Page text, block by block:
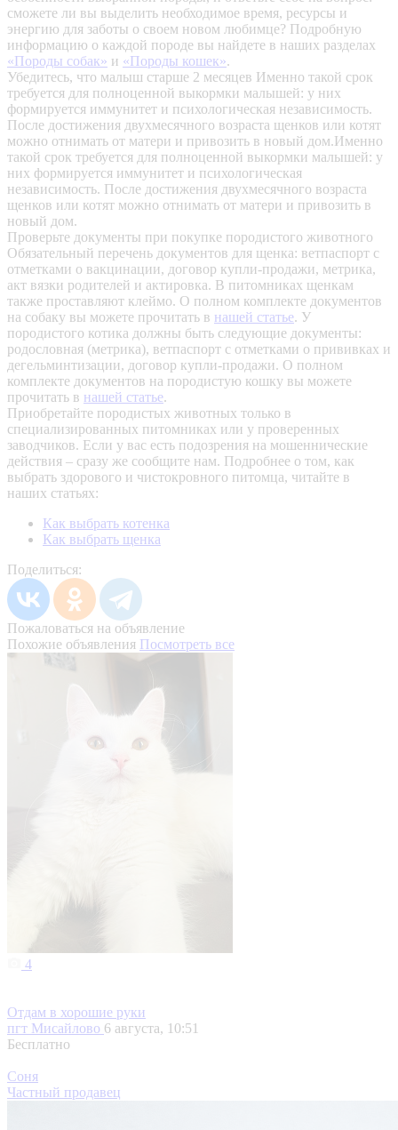
сможете ли вы выделить необходимое время, ресурсы и
энергию для заботы о своем новом любимце? Подробную
информацию о каждой породе вы найдете в наших разделах
«Породы собак» и «Породы кошек».
Убедитесь, что малыш старше 2 месяцев Именно такой срок
требуется для полноценной выкормки малышей: у них
формируется иммунитет и психологическая независимость.
После достижения двухмесячного возраста щенков или котят
можно отнимать от матери и привозить в новый дом.Именно
такой срок требуется для полноценной выкормки малышей: у
них формируется иммунитет и психологическая
независимость. После достижения двухмесячного возраста
щенков или котят можно отнимать от матери и привозить в
новый дом.
Проверьте документы при покупке породистого животного
Обязательный перечень документов для щенка: ветпаспорт с
отметками о вакцинации, договор купли-продажи, метрика,
акт вязки родителей и актировка. В питомниках щенкам
также проставляют клеймо. О полном комплекте документов
на собаку вы можете прочитать в нашей статье. У
породистого котика должны быть следующие документы:
родословная (метрика), ветпаспорт с отметками о прививках и
дегельминтизации, договор купли-продажи. О полном
комплекте документов на породистую кошку вы можете
прочитать в нашей статье.
Приобретайте породистых животных только в
специализированных питомниках или у проверенных
заводчиков. Если у вас есть подозрения на мошеннические
действия – сразу же сообщите нам. Подробнее о том, как
выбрать здорового и чистокровного питомца, читайте в
наших статьях:
Как выбрать котенка
Как выбрать щенка
Поделиться:
Пожаловаться на объявление
Похожие объявления Посмотреть все
4
Отдам в хорошие руки
пгт Мисайлово 6 августа, 10:51
Бесплатно
Соня
Частный продавец